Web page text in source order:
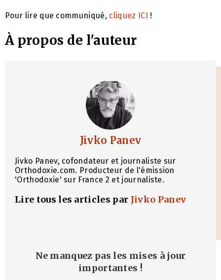
Pour lire que communiqué, cliquez ICI !
À propos de l'auteur
Jivko Panev
Jivko Panev, cofondateur et journaliste sur
Orthodoxie.com. Producteur de l'émission
'Orthodoxie' sur France 2 et journaliste.
Lire tous les articles par Jivko Panev
Ne manquez pas les mises à jour
importantes !